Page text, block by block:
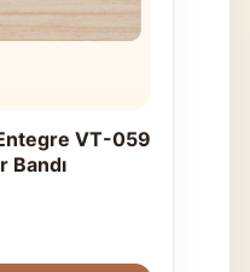
VT-059
Bandı